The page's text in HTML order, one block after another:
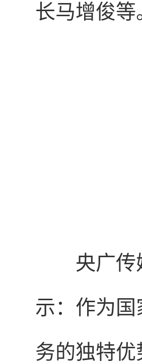
长马增俊等
央广
示：作为
务的独特